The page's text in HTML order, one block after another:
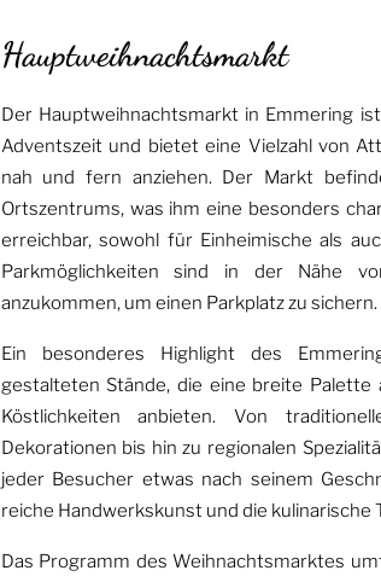
Hauptweihnachtsmarkt
Der Hauptweihnachtsmarkt in Emmering
Adventszeit und bietet eine Vielzahl von
nah und fern anziehen. Der Markt
Ortszentrums, was ihm eine besonders
erreichbar, sowohl für Einheimische als
Parkmöglichkeiten sind in der Nähe
anzukommen, um einen Parkplatz zu sichern.
Ein besonderes Highlight des
gestalteten Stände, die eine breite
Köstlichkeiten anbieten. Von
Dekorationen bis hin zu regionalen
jeder Besucher etwas nach seinem
reiche Handwerkskunst und die kulinarische
Das Programm des Weihnachtsmarktes